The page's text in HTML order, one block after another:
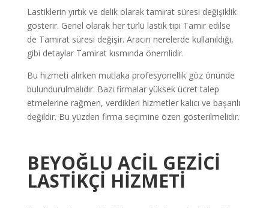
Lastiklerin yırtık ve delik olarak tamirat süresi değişiklik
gösterir. Genel olarak her türlü lastik tipi Tamir edilse
de Tamirat süresi değişir. Aracın nerelerde kullanıldığı,
gibi detaylar Tamirat kısmında önemlidir.
Bu hizmeti alırken mutlaka profesyonellik göz önünde
bulundurulmalıdır. Bazı firmalar yüksek ücret talep
etmelerine rağmen, verdikleri hizmetler kalıcı ve başarılı
değildir. Bu yüzden firma seçimine özen gösterilmelidir.
BEYOĞLU ACİL GEZİCİ
LASTİKÇİ HİZMETİ